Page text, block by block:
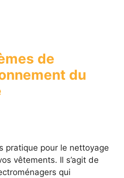
de
du
pratique pour le nettoyage
vêtements. Il s’agit de
qui